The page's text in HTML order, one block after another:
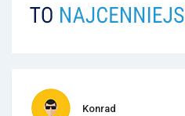
Konrad